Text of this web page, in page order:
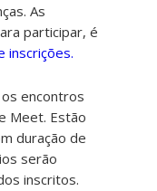
As
participar, é
inscrições.
encontros
Meet. Estão
duração de
serão
inscritos.